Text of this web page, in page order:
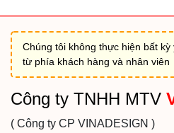
Chúng tôi không thực hiện bất
từ phía khách hàng và nhân viên
Công ty TNHH MTV
( Công ty CP VINADESIGN )